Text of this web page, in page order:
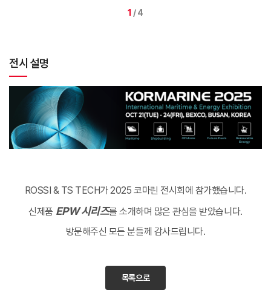
1 / 4
전시 설명
ROSSI & TS TECH가 2025 코마린 전시회에 참가했습니다.
신제품 EPW 시리즈를 소개하며 많은 관심을 받았습니다.
방문해주신 모든 분들께 감사드립니다.
목록으로